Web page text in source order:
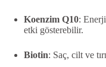
Koenzim Q10:
etki gösterebilir.
Biotin: Saç, cilt ve